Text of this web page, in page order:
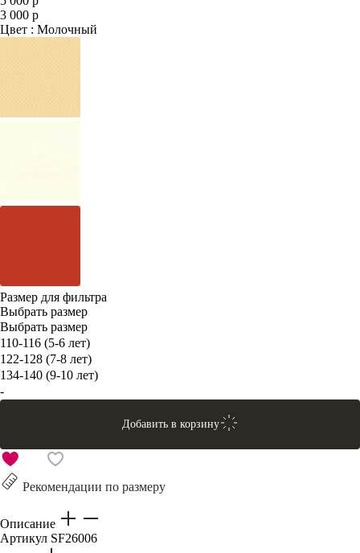
3 000 р
Цвет : Молочный
Размер для фильтра
Выбрать размер
Выбрать размер
110-116 (5-6 лет)
122-128 (7-8 лет)
134-140 (9-10 лет)
-
Добавить в корзину
Рекомендации по размеру
Описание
Артикул SF26006